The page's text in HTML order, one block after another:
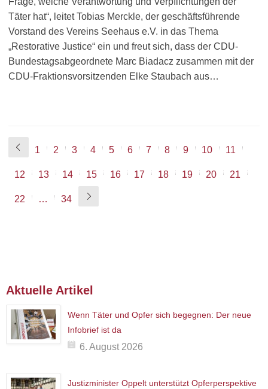
Täter hat“, leitet Tobias Merckle, der geschäftsführende
Vorstand des Vereins Seehaus e.V. in das Thema
„Restorative Justice“ ein und freut sich, dass der CDU-
Bundestagsabgeordnete Marc Biadacz zusammen mit der
CDU-Fraktionsvorsitzenden Elke Staubach aus…
1 2 3 4 5 6 7 8 9 10 11
12 13 14 15 16 17 18 19 20 21
22 … 34
Aktuelle Artikel
Wenn Täter und Opfer sich begegnen: Der neue
Infobrief ist da
6. August 2026
Justizminister Oppelt unterstützt Opferperspektive